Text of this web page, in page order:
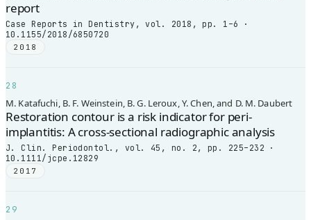
report
Case Reports in Dentistry, vol. 2018, pp. 1–6 ·
10.1155/2018/6850720
2018
28
M. Katafuchi, B. F. Weinstein, B. G. Leroux, Y. Chen, and D. M. Daubert
Restoration contour is a risk indicator for peri-
implantitis: A cross-sectional radiographic analysis
J. Clin. Periodontol., vol. 45, no. 2, pp. 225–232 ·
10.1111/jcpe.12829
2017
29